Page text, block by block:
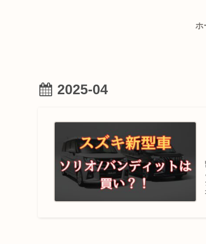
ホ
2025-04